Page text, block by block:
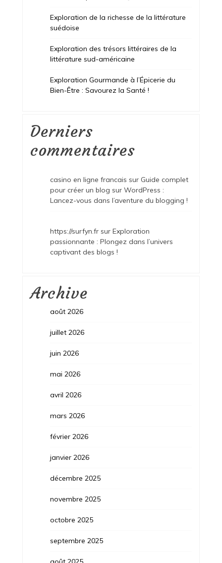
Exploration de la richesse de la littérature
suédoise
Exploration des trésors littéraires de la
littérature sud-américaine
Exploration Gourmande à l’Épicerie du
Bien-Être : Savourez la Santé !
Derniers
commentaires
casino en ligne francais sur Guide complet
pour créer un blog sur WordPress :
Lancez-vous dans l’aventure du blogging !
https://surfyn.frsur Exploration
passionnante : Plongez dans l’univers
captivant des blogs !
Archive
août 2026
juillet 2026
juin 2026
mai 2026
avril 2026
mars 2026
février 2026
janvier 2026
décembre 2025
novembre 2025
octobre 2025
septembre 2025